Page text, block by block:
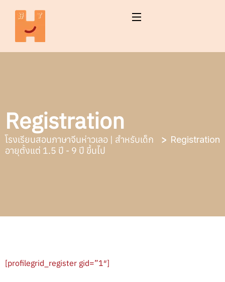
Registration
โรงเรียนสอนภาษาจีนห่าวเลอ | สำหรับเด็ก
อายุตั้งแต่ 1.5 ปี - 9 ปี ขึ้นไป
Registration
[profilegrid_register gid=”1″]